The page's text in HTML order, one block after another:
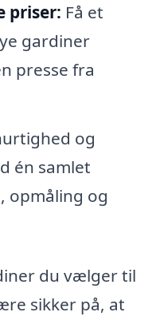
priser: Få et
gardiner
presse fra
og
én samlet
opmåling og
du vælger til
sikker på, at